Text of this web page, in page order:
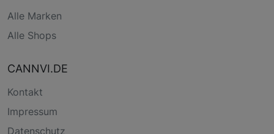
Alle Marken
Alle Shops
CANNVI.DE
Kontakt
Impressum
Datenschutz